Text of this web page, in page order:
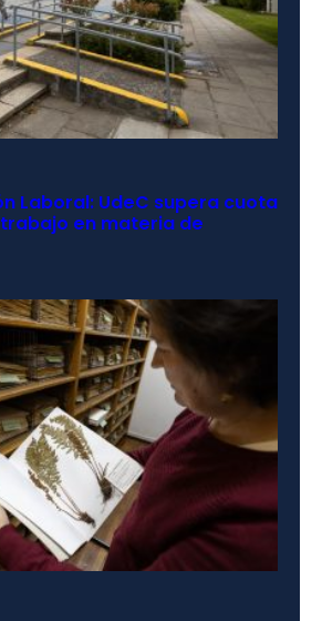
Laboral: UdeC supera cuota
en materia de